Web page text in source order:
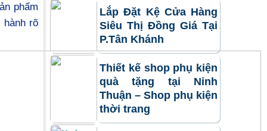
phẩm
rõ
Lắp Đặt Kệ Cửa Hàng
Siêu Thị Đồng Giá Tại
P.Tân Khánh
Thiết kế shop phụ kiện
quà tặng tại Ninh
Thuận – Shop phụ kiện
thời trang